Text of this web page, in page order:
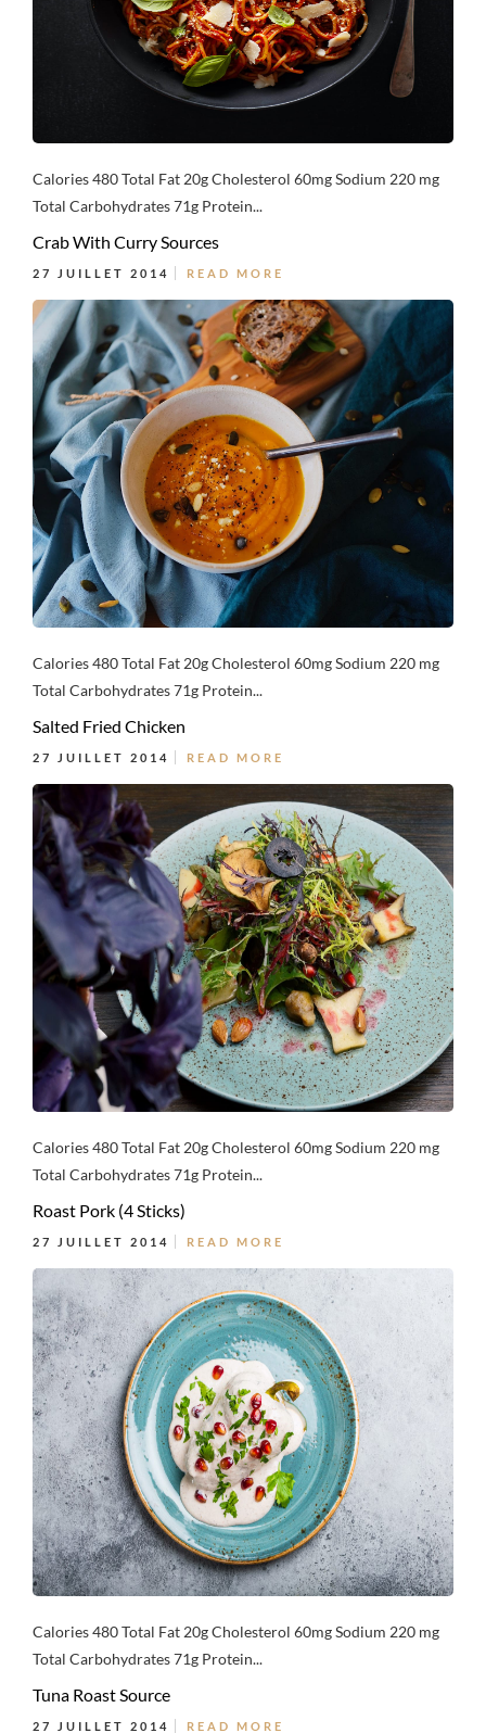
Calories 480 Total Fat 20g Cholesterol 60mg Sodium 220 mg
Total Carbohydrates 71g Protein...
Crab With Curry Sources
27 JUILLET 2014 READ MORE
Calories 480 Total Fat 20g Cholesterol 60mg Sodium 220 mg
Total Carbohydrates 71g Protein...
Salted Fried Chicken
27 JUILLET 2014 READ MORE
Calories 480 Total Fat 20g Cholesterol 60mg Sodium 220 mg
Total Carbohydrates 71g Protein...
Roast Pork (4 Sticks)
27 JUILLET 2014 READ MORE
Calories 480 Total Fat 20g Cholesterol 60mg Sodium 220 mg
Total Carbohydrates 71g Protein...
Tuna Roast Source
27 JUILLET 2014 READ MORE